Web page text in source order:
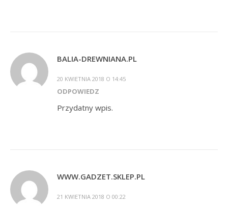
BALIA-DREWNIANA.PL
20 KWIETNIA 2018 O 14:45
ODPOWIEDZ
Przydatny wpis.
WWW.GADZET.SKLEP.PL
21 KWIETNIA 2018 O 00:22